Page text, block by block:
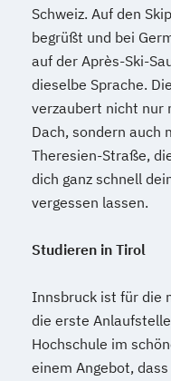
Physik Physik
internationale
Psychologie
Russisch
Soziologie:
Spanisch
Sprach- und
der
Strategisches
Technische
Schweiz. Auf den
begrüßt und bei
auf der Après-Ski-
dieselbe Sprache.
verzaubert nicht nur
Dach, sondern auch
Theresien-Straße,
dich ganz schnell
vergessen lassen.
Studieren in Tirol
Innsbruck ist für die
die erste
Hochschule im
einem Angebot,